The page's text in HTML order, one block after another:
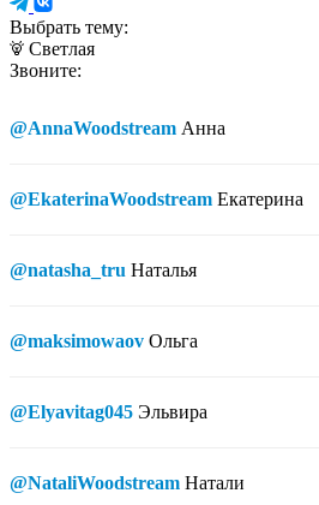
Выбрать тему:
Светлая
Звоните:
@AnnaWoodstream Анна
@EkaterinaWoodstream Екатерина
@natasha_tru Наталья
@maksimowaov Ольга
@Elyavitag045 Эльвира
@NataliWoodstream Натали